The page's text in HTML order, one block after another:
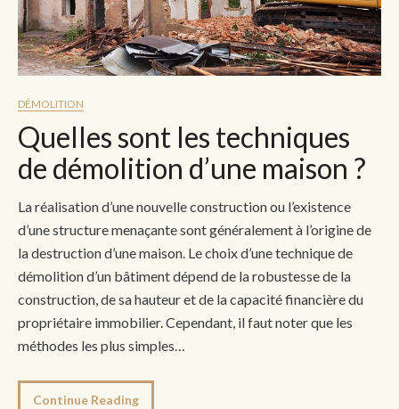
DÉMOLITION
Quelles sont les techniques
de démolition d’une maison ?
La réalisation d’une nouvelle construction ou l’existence
d’une structure menaçante sont généralement à l’origine de
la destruction d’une maison. Le choix d’une technique de
démolition d’un bâtiment dépend de la robustesse de la
construction, de sa hauteur et de la capacité financière du
propriétaire immobilier. Cependant, il faut noter que les
méthodes les plus simples…
Continue Reading